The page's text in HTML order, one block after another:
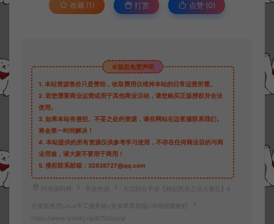
收藏 (1) 打赏 点赞 (0)
©版权免责声明
1. 本站资源售价只是赞助，收取费用仅维持本站的日常运营所需。
2. 若您需要商业运营或用于其他商业活动，请您购买正版授权并合法
使用。
3. 如果本站有侵犯、不妥之处的资源，请在网站右边客服联系我们。
将会第一时间解决！
4. 本站提供的所有资源仅供参考学习使用，不存在任何商业目的与商
业用途，请大家不要用于商用！
5. 侵权联系邮箱：32838727@qq.com
阿泽源码网 手游资源 大话回合手游【精品西游之浴火重生】6
月最新整理Linux手工服务端+安卓苹果双端+详细搭建教程
https://www.lyzwlkj.vip/6750/syzy/